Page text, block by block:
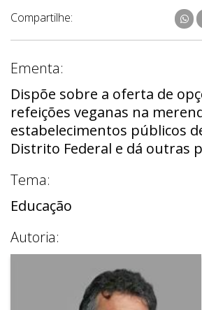
Compartilhe:
Ementa:
Dispõe sobre a oferta de
refeições veganas na
estabelecimentos públicos
Distrito Federal e dá outras
Tema:
Educação
Autoria: